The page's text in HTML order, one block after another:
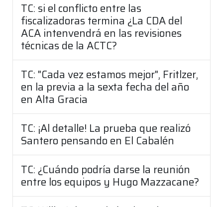
TC: si el conflicto entre las
fiscalizadoras termina ¿La CDA del
ACA intenvendrá en las revisiones
técnicas de la ACTC?
TC: "Cada vez estamos mejor", Fritlzer,
en la previa a la sexta fecha del año
en Alta Gracia
TC: ¡Al detalle! La prueba que realizó
Santero pensando en El Cabalén
TC: ¿Cuándo podría darse la reunión
entre los equipos y Hugo Mazzacane?